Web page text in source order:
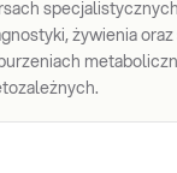
żywienia